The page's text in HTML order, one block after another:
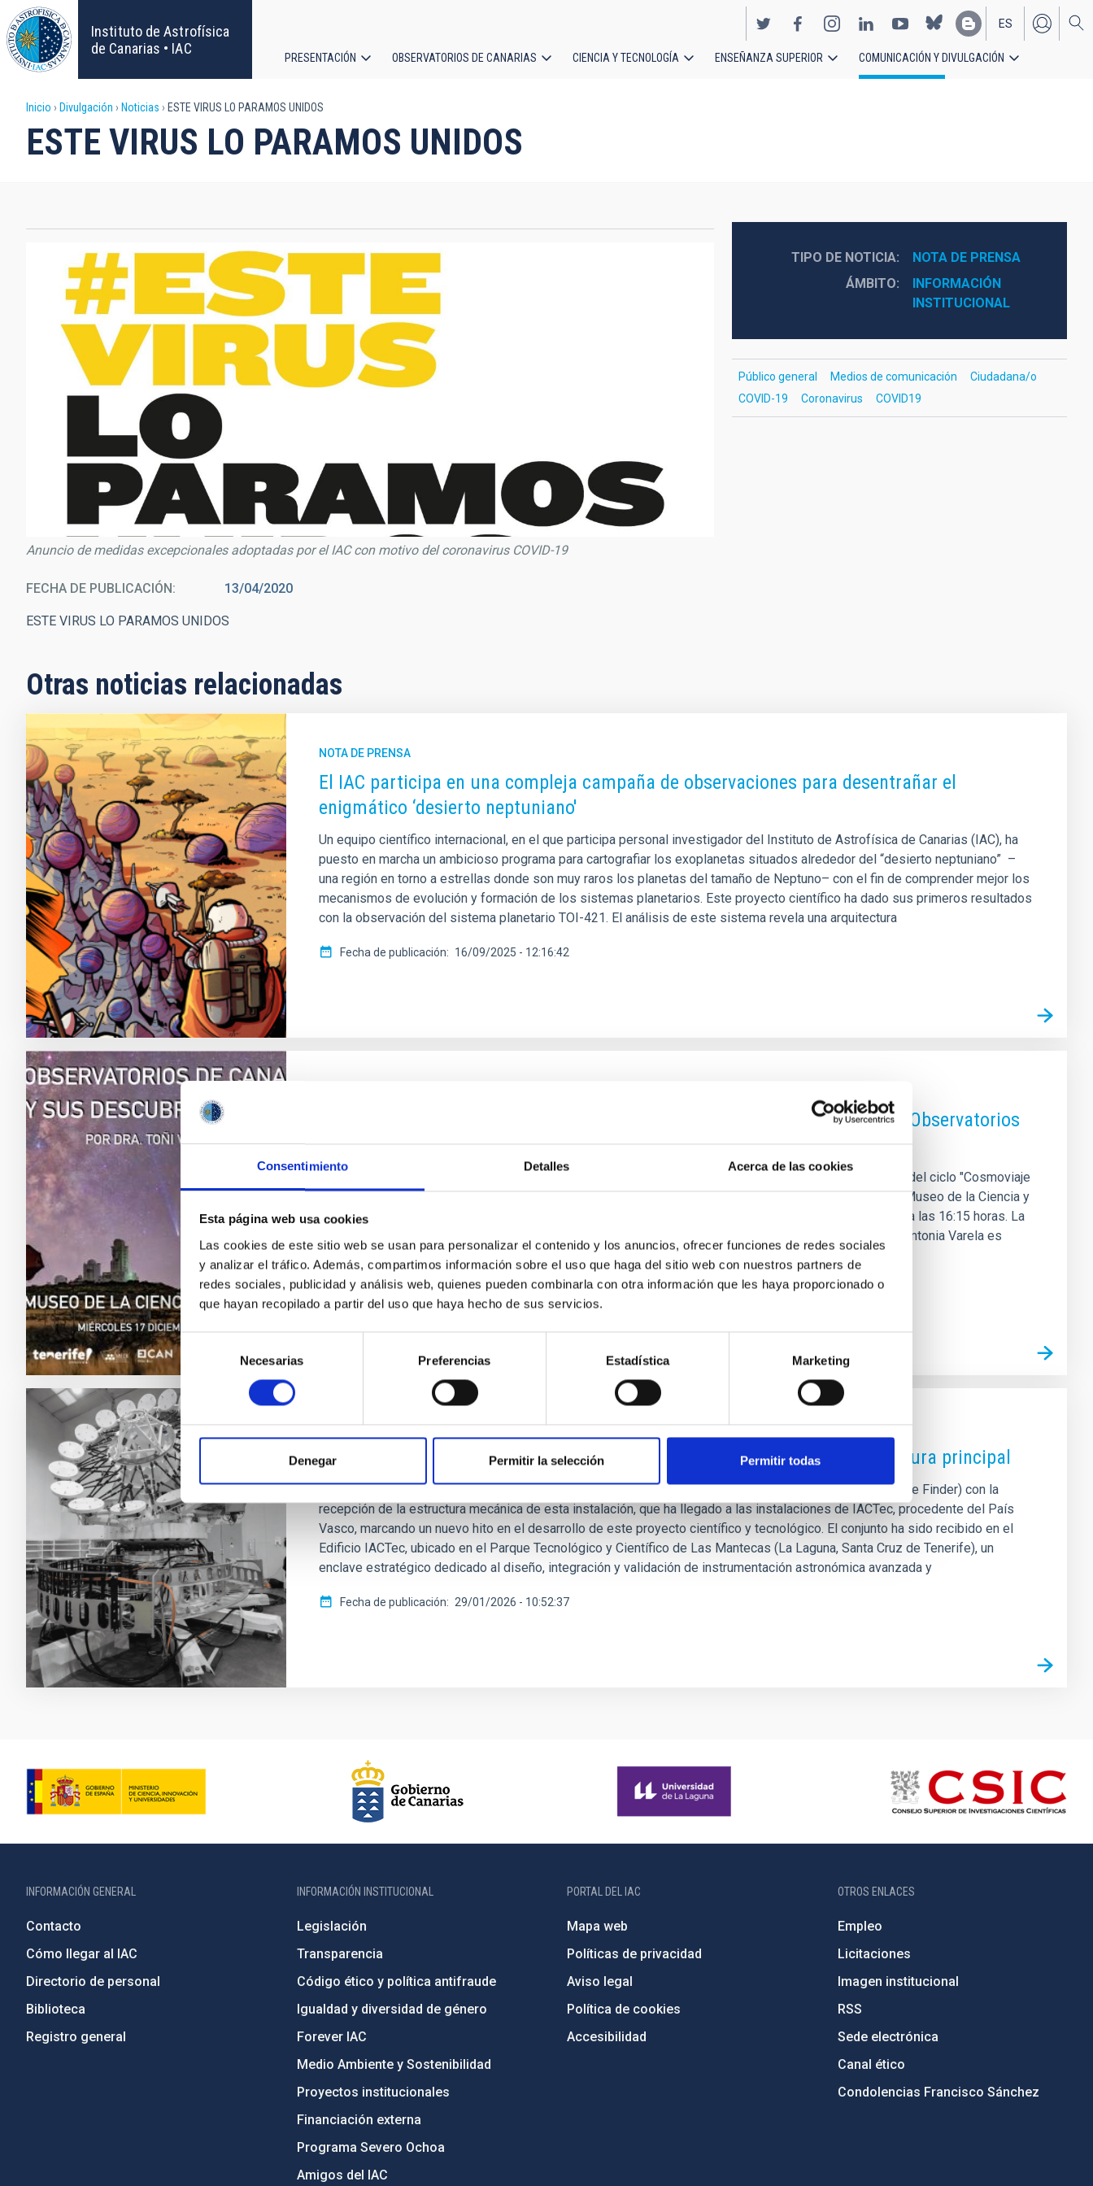
Consentimiento Detalles Acerca de las cookies
Esta página web usa cookies
Las cookies de este sitio web se usan para personalizar el contenido y los anuncios, ofrecer funciones de redes sociales
y analizar el tráfico. Además, compartimos información sobre el uso que haga del sitio web con nuestros partners de
redes sociales, publicidad y análisis web, quienes pueden combinarla con otra información que les haya proporcionado o
que hayan recopilado a partir del uso que haya hecho de sus servicios.
Selección
de
consentimiento
Necesarias Preferencias Estadística Marketing
Denegar Permitir la selección Permitir todas
Pasar
al
contenido
principal
Instituto de Astrofísica
de Canarias • IAC
EN
ES
principal
PRESENTACIÓN OBSERVATORIOS DE CANARIAS CIENCIA Y TECNOLOGÍA ENSEÑANZA SUPERIOR COMUNICACIÓN Y DIVULGACIÓN
Sobrescribir
enlaces
ayuda
navegación
Inicio Divulgación Noticias ESTE VIRUS LO PARAMOS UNIDOS
ESTE VIRUS LO PARAMOS UNIDOS
Anuncio de medidas excepcionales adoptadas por el IAC con motivo del coronavirus COVID-19
FECHA DE PUBLICACIÓN 13/04/2020
ESTE VIRUS LO PARAMOS UNIDOS
TIPO DE NOTICIA
NOTA DE PRENSA
ÁMBITO
INFORMACIÓN
INSTITUCIONAL
Público general Medios de comunicación
Ciudadana/o
COVID-19
Coronavirus COVID19
Otras noticias relacionadas
NOTA DE PRENSA
El IAC participa en una compleja campaña de observaciones para desentrañar el
enigmático ‘desierto neptuniano'
Un equipo científico internacional, en el que participa personal investigador del Instituto de Astrofísica de Canarias (IAC), ha
puesto en marcha un ambicioso programa para cartografiar los exoplanetas situados alrededor del “desierto neptuniano” ­ ­–
una región en torno a estrellas donde son muy raros los planetas del tamaño de Neptuno– con el fin de comprender mejor los
mecanismos de evolución y formación de los sistemas planetarios. Este proyecto científico ha dado sus primeros resultados
con la observación del sistema planetario TOI-421. El análisis de este sistema revela una arquitectura
Fecha de publicación 16/09/2025 - 12:16:42
Antonia Varela inaugura el ciclo 'Cosmoviaje 2.0' con una charla sobre los Observatorios
de Canarias y sus descubrimientos
El Instituto de Astrofísica de Canarias (IAC) inaugura este miércoles 17 de diciembre una nueva edición del ciclo "Cosmoviaje
2.0. Lo que sabemos e ignoramos del Universo" y lo hará de la mano de la investigadora y directora del Museo de la Ciencia y
el Cosmos Antonia Varela quien impartirá su charla " Observatorios de Canarias y sus descubrimientos" a las 16:15 horas. La
entrada será libre y gratuita hasta llenar el aforo. Una experta de referencia en astrofísica y divulgación Antonia Varela es
doctora en Astrofísica e investigadora del IAC, donde forma parte del Grupo de Calidad de Cielo y
Fecha de publicación 12/12/2025 - 11:13:05
NOTA DE PRENSA
La construcción del telescopio SELF avanza con la recepción de su estructura principal
El Instituto de Astrofísica de Canarias (IAC) avanza en la construcción del telescopio SELF (Small ExoLife Finder) con la
recepción de la estructura mecánica de esta instalación, que ha llegado a las instalaciones de IACTec, procedente del País
Vasco, marcando un nuevo hito en el desarrollo de este proyecto científico y tecnológico. El conjunto ha sido recibido en el
Edificio IACTec, ubicado en el Parque Tecnológico y Científico de Las Mantecas (La Laguna, Santa Cruz de Tenerife), un
enclave estratégico dedicado al diseño, integración y validación de instrumentación astronómica avanzada y
Fecha de publicación 29/01/2026 - 10:52:37
INFORMACIÓN GENERAL
Contacto
Cómo llegar al IAC
Directorio de personal
Biblioteca
Registro general
INFORMACIÓN INSTITUCIONAL
Legislación
Transparencia
Código ético y política antifraude
Igualdad y diversidad de género
Forever IAC
Medio Ambiente y Sostenibilidad
Proyectos institucionales
Financiación externa
Programa Severo Ochoa
Amigos del IAC
PORTAL DEL IAC
Mapa web
Políticas de privacidad
Aviso legal
Política de cookies
Accesibilidad
OTROS ENLACES
Empleo
Licitaciones
Imagen institucional
RSS
Sede electrónica
Canal ético
Condolencias Francisco Sánchez